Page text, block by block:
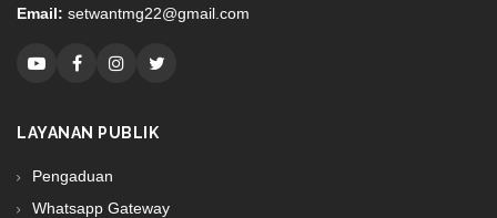
Email: setwantmg22@gmail.com
LAYANAN PUBLIK
Pengaduan
Whatsapp Gateway